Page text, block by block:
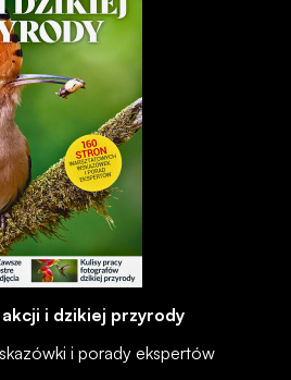
i dzikiej przyrody
i porady ekspertów